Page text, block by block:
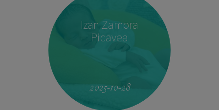
Izan Zamora
Picavea
2025-10-28